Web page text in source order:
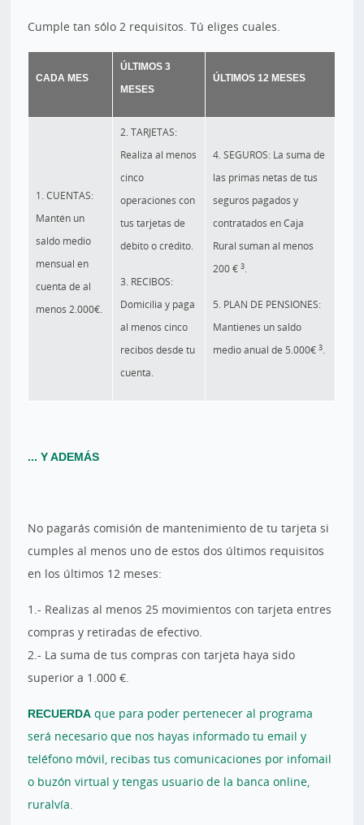
Cumple tan sólo 2 requisitos. Tú eliges cuales.
CADA MES
ÚLTIMOS 3
MESES
ÚLTIMOS 12 MESES
1. CUENTAS:
Mantén un
saldo medio
mensual en
cuenta de al
menos 2.000€.
2. TARJETAS:
Realiza al menos
cinco
operaciones con
tus tarjetas de
débito o crédito.
3. RECIBOS:
Domicilia y paga
al menos cinco
recibos desde tu
cuenta.
4. SEGUROS: La suma de
las primas netas de tus
seguros pagados y
contratados en Caja
Rural suman al menos
200 €3.
5. PLAN DE PENSIONES:
Mantienes un saldo
medio anual de 5.000€3.
... Y ADEMÁS
No pagarás comisión de mantenimiento de tu tarjeta si
cumples al menos uno de estos dos últimos requisitos
en los últimos 12 meses:
1.- Realizas al menos 25 movimientos con tarjeta entres
compras y retiradas de efectivo.
2.- La suma de tus compras con tarjeta haya sido
superior a 1.000 €.
RECUERDA que para poder pertenecer al programa
será necesario que nos hayas informado tu email y
teléfono móvil, recibas tus comunicaciones por infomail
o buzón virtual y tengas usuario de la banca online,
ruralvía.